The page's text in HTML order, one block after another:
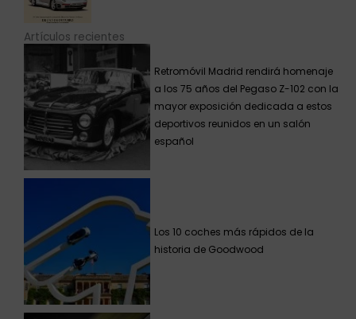
Artículos recientes
Retromóvil Madrid rendirá homenaje
a los 75 años del Pegaso Z-102 con la
mayor exposición dedicada a estos
deportivos reunidos en un salón
español
Los 10 coches más rápidos de la
historia de Goodwood